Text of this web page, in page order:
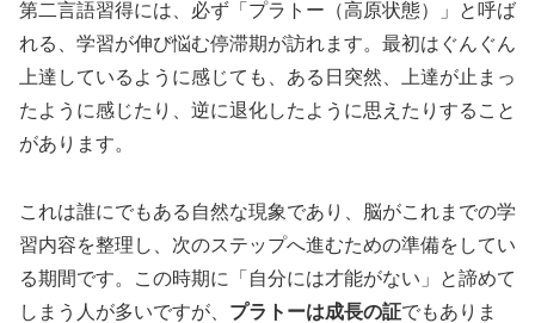
第二言語習得には、必ず「プラトー（高原状態）」と呼ば
れる、学習が伸び悩む停滞期が訪れます。最初はぐんぐん
上達しているように感じても、ある日突然、上達が止まっ
たように感じたり、逆に退化したように思えたりすること
があります。
これは誰にでもある自然な現象であり、脳がこれまでの学
習内容を整理し、次のステップへ進むための準備をしてい
る期間です。この時期に「自分には才能がない」と諦めて
しまう人が多いですが、 プラトーは成長の証でもありま